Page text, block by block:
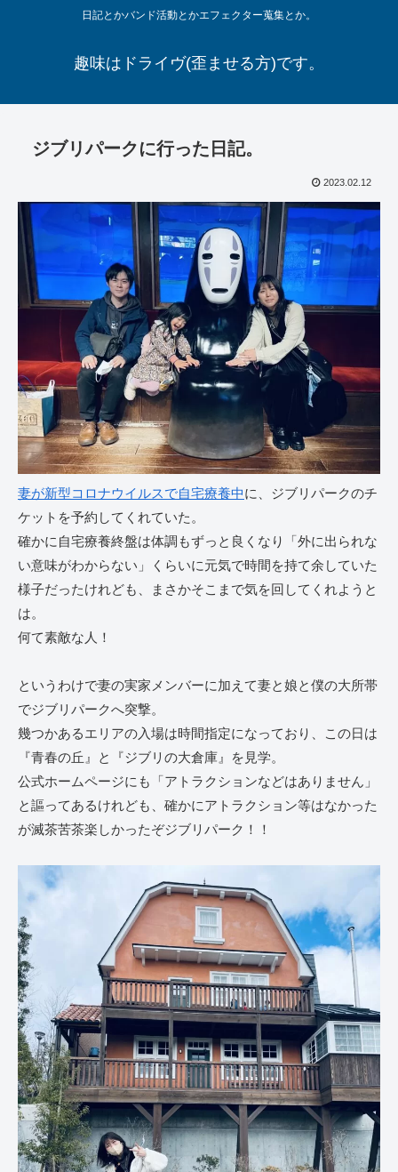
日記とかバンド活動とかエフェクター蒐集とか。
趣味はドライヴ(歪ませる方)です。
ジブリパークに行った日記。
2023.02.12
妻が新型コロナウイルスで自宅療養中に、ジブリパークのチ
ケットを予約してくれていた。
確かに自宅療養終盤は体調もずっと良くなり「外に出られな
い意味がわからない」くらいに元気で時間を持て余していた
様子だったけれども、まさかそこまで気を回してくれようと
は。
何て素敵な人！
というわけで妻の実家メンバーに加えて妻と娘と僕の大所帯
でジブリパークへ突撃。
幾つかあるエリアの入場は時間指定になっており、この日は
『青春の丘』と『ジブリの大倉庫』を見学。
公式ホームページにも「アトラクションなどはありません」
と謳ってあるけれども、確かにアトラクション等はなかった
が滅茶苦茶楽しかったぞジブリパーク！！